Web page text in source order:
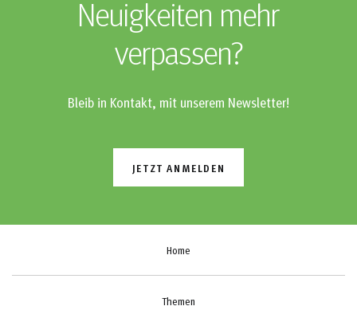
Neuigkeiten mehr
verpassen?
Bleib in Kontakt, mit unserem Newsletter!
JETZT ANMELDEN
Home
Themen